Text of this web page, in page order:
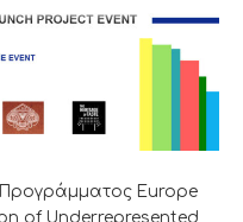
Europe
of Underrepresented